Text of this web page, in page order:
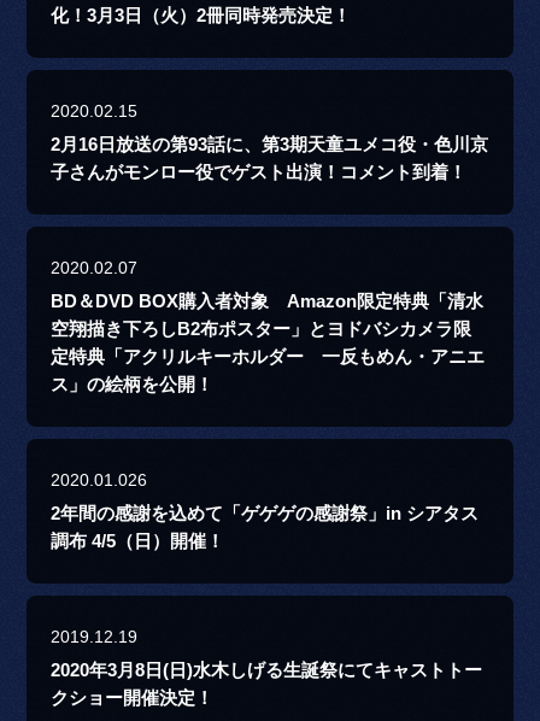
化！3月3日（火）2冊同時発売決定！
2020.02.15
2月16日放送の第93話に、第3期天童ユメコ役・色川京
子さんがモンロー役でゲスト出演！コメント到着！
2020.02.07
BD＆DVD BOX購入者対象 Amazon限定特典「清水
空翔描き下ろしB2布ポスター」とヨドバシカメラ限
定特典「アクリルキーホルダー 一反もめん・アニエ
ス」の絵柄を公開！
2020.01.026
2年間の感謝を込めて「ゲゲゲの感謝祭」in シアタス
調布 4/5（日）開催！
2019.12.19
2020年3月8日(日)水木しげる生誕祭にてキャストトー
クショー開催決定！